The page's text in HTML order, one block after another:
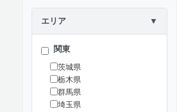
エリア ▼
関東
茨城県
栃木県
群馬県
埼玉県